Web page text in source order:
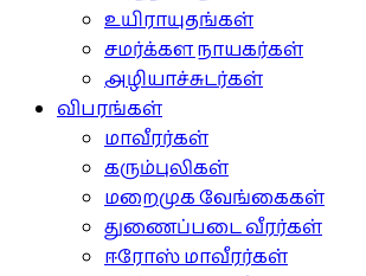
உயிராயுதங்கள்
சமர்க்கள நாயகர்கள்
அழியாச்சுடர்கள்
விபரங்கள்
மாவீரர்கள்
கரும்புலிகள்
மறைமுக வேங்கைகள்
துணைப்படை வீரர்கள்
ஈரோஸ் மாவீரர்கள்